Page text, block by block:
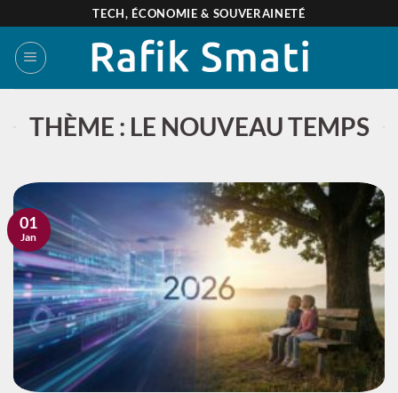
contenu
TECH, ÉCONOMIE & SOUVERAINETÉ
THÈME : LE NOUVEAU TEMPS
01
Jan